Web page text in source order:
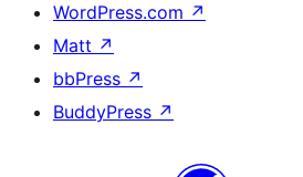
WordPress.com ↗
Matt ↗
bbPress ↗
BuddyPress ↗